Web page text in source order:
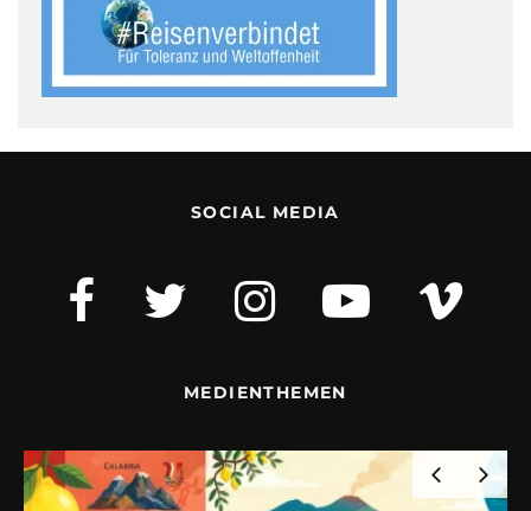
SOCIAL MEDIA
MEDIENTHEMEN